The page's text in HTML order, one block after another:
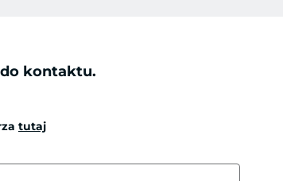
kontaktu.
tutaj